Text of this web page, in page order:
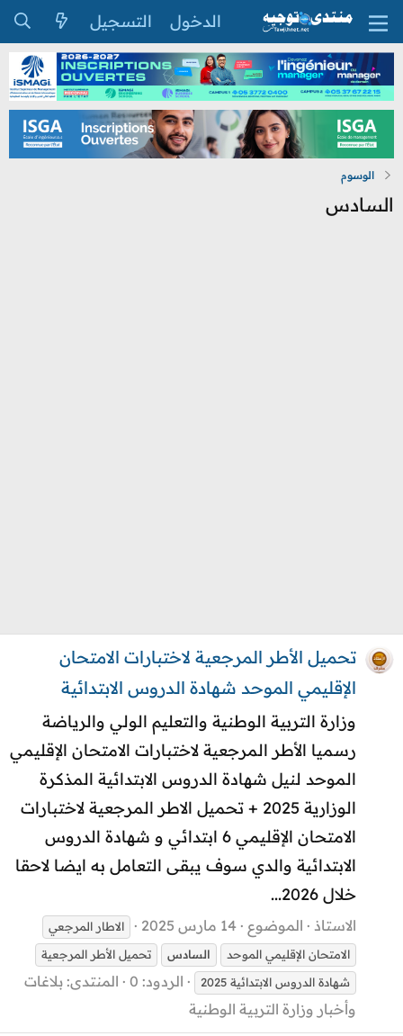
الدخول التسجيل
الوسوم
السادس
تحميل الأطر المرجعية لاختبارات الامتحان
الإقليمي الموحد شهادة الدروس الابتدائية
وزارة التربية الوطنية والتعليم الولي والرياضة
رسميا الأطر المرجعية لاختبارات الامتحان الإقليمي
الموحد لنيل شهادة الدروس الابتدائية المذكرة
الوزارية 2025 + تحميل الاطر المرجعية لاختبارات
الامتحان الإقليمي 6 ابتدائي و شهادة الدروس
الابتدائية والدي سوف يبقى التعامل به ايضا لاحقا
خلال 2026...
الاستاذ الموضوع 14 مارس 2025
الاطار المرجعي
الامتحان الإقليمي الموحد
السادس
تحميل الأطر المرجعية
شهادة الدروس الابتدائية 2025
الردود: 0 المنتدى: بلاغات
وأخبار وزارة التربية الوطنية